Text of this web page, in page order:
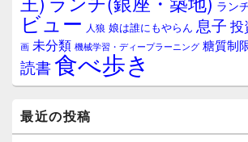
ラン
ビュー 人狼 娘は誰にもやらん 息子 投
画 未分類 機械学習・ディープラーニング 糖質制
読書食べ歩き
最近の投稿